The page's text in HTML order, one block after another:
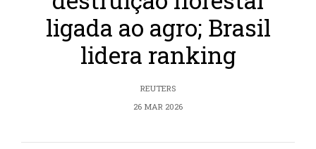
ligada ao agro; Brasil
lidera ranking
REUTERS
26 MAR 2026